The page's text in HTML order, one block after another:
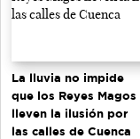
La lluvia no impide
que los Reyes Magos
lleven la ilusión por
las calles de Cuenca